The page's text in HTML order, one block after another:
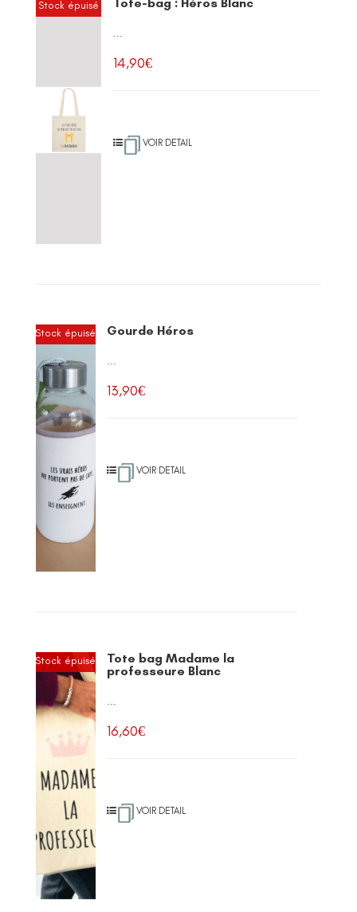
Stock épuisé
...
14,90€
VOIR DETAIL
Stock épuisé Gourde Héros
...
13,90€
VOIR DETAIL
Stock épuisé
Tote bag Madame la
professeure Blanc
...
16,60€
VOIR DETAIL